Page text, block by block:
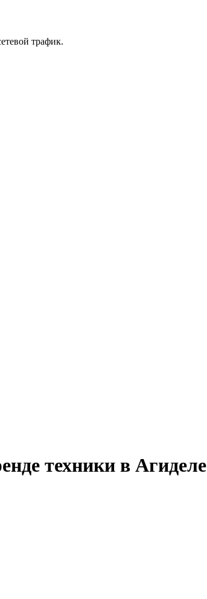
трафик.
техники в Агиделе